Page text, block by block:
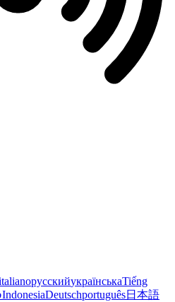
русскийукраїнськаTiếng
IndonesiaDeutschportuguês日本語